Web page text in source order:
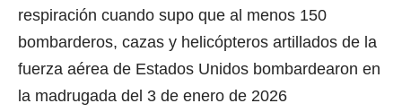
respiración cuando supo que al menos 150
bombarderos, cazas y helicópteros artillados de la
fuerza aérea de Estados Unidos bombardearon en
la madrugada del 3 de enero de 2026